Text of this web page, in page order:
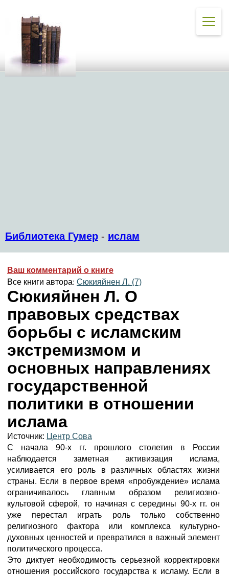
Библиотека Гумер - ислам
Ваш комментарий о книге
Все книги автора: Сюкияйнен Л. (7)
Сюкияйнен Л. О
правовых средствах
борьбы с исламским
экстремизмом и
основных направлениях
государственной
политики в отношении
ислама
Источник: Центр Сова
С начала 90-х гг. прошлого столетия в России
наблюдается заметная активизация ислама,
усиливается его роль в различных областях жизни
страны. Если в первое время «пробуждение» ислама
ограничивалось главным образом религиозно-
культовой сферой, то начиная с середины 90-х гг. он
уже перестал играть роль только собственно
религиозного фактора или комплекса культурно-
духовных ценностей и превратился в важный элемент
политического процесса.
Это диктует необходимость серьезной корректировки
отношения российского государства к исламу. Если в